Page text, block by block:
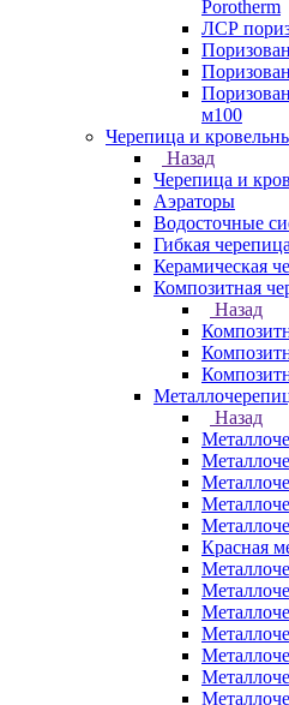
Porotherm
ЛСР
м100
Черепица и
Назад
Черепица и
Аэраторы
Водосточные
Гибкая черепица
Керамическая
Композитная
Назад
Назад
Красная